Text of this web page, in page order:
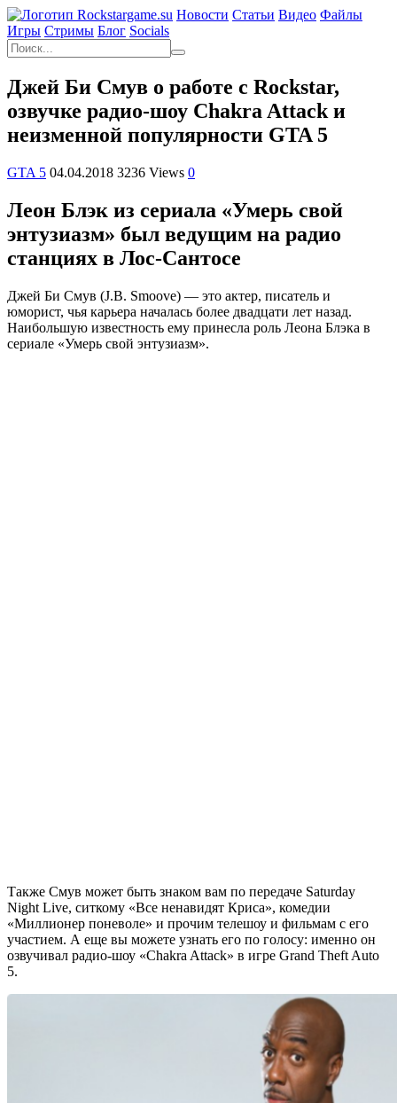
Новости Статьи Видео Файлы
Игры Cтримы Блог Socials
Джей Би Смув о работе с Rockstar,
озвучке радио-шоу Chakra Attack и
неизменной популярности GTA 5
GTA 5 04.04.2018 3236 Views 0
Леон Блэк из сериала «Умерь свой
энтузиазм» был ведущим на радио
станциях в Лос-Сантосе
Джей Би Смув (J.B. Smoove) — это актер, писатель и
юморист, чья карьера началась более двадцати лет назад.
Наибольшую известность ему принесла роль Леона Блэка в
сериале «Умерь свой энтузиазм».
Также Смув может быть знаком вам по передаче Saturday
Night Live, ситкому «Все ненавидят Криса», комедии
«Миллионер поневоле» и прочим телешоу и фильмам с его
участием. А еще вы можете узнать его по голосу: именно он
озвучивал радио-шоу «Chakra Attack» в игре Grand Theft Auto
5.